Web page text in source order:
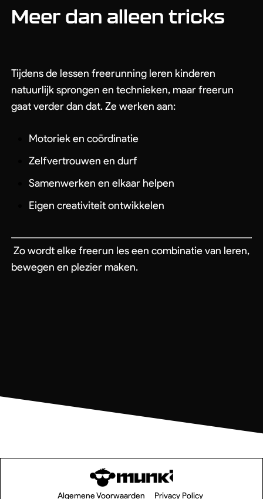
Bekijk Winkelwagen Afrekenen
Meer dan alleen tricks
Tijdens de lessen freerunning leren kinderen
natuurlijk sprongen en technieken, maar freerun
gaat verder dan dat. Ze werken aan:
Motoriek en coördinatie
Zelfvertrouwen en durf
Samenwerken en elkaar helpen
Eigen creativiteit ontwikkelen
Zo wordt elke freerun les een combinatie van leren,
bewegen en plezier maken.
Algemene Voorwaarden Privacy Policy